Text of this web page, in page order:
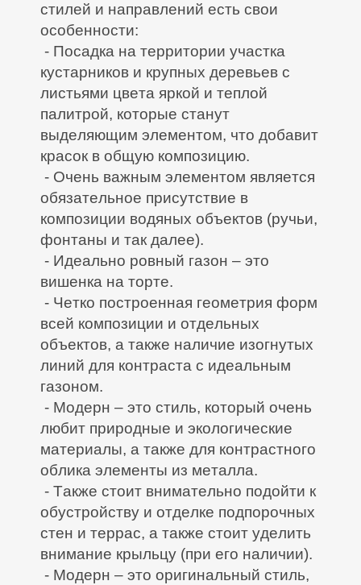
стилей и направлений есть свои
особенности:
- Посадка на территории участка
кустарников и крупных деревьев с
листьями цвета яркой и теплой
палитрой, которые станут
выделяющим элементом, что добавит
красок в общую композицию.
- Очень важным элементом является
обязательное присутствие в
композиции водяных объектов (ручьи,
фонтаны и так далее).
- Идеально ровный газон – это
вишенка на торте.
- Четко построенная геометрия форм
всей композиции и отдельных
объектов, а также наличие изогнутых
линий для контраста с идеальным
газоном.
- Модерн – это стиль, который очень
любит природные и экологические
материалы, а также для контрастного
облика элементы из металла.
- Также стоит внимательно подойти к
обустройству и отделке подпорочных
стен и террас, а также стоит уделить
внимание крыльцу (при его наличии).
- Модерн – это оригинальный стиль,